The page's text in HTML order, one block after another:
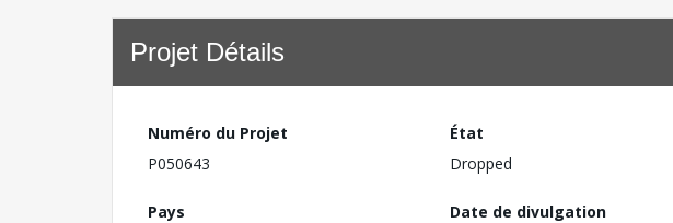
Projet Détails
Numéro du Projet
P050643
État
Dropped
Pays
Date de divulgation